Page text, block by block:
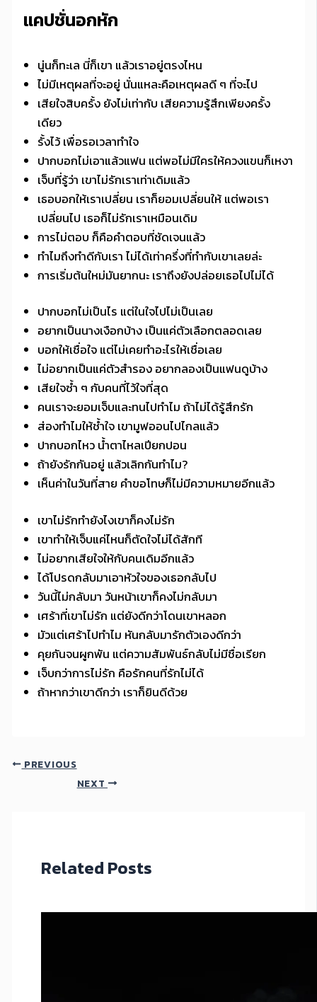
แคปชั่นอกหัก
นู่นก็ทะเล นี่ก็เขา แล้วเราอยู่ตรงไหน
ไม่มีเหตุผลที่จะอยู่ นั่นแหละคือเหตุผลดี ๆ ที่จะไป
เสียใจสิบครั้ง ยังไม่เท่ากับ เสียความรู้สึกเพียงครั้ง
เดียว
รั้งไว้ เพื่อรอเวลาทำใจ
ปากบอกไม่เอาแล้วแฟน แต่พอไม่มีใครให้ควงแขนก็เหงา
เจ็บที่รู้ว่า เขาไม่รักเราเท่าเดิมแล้ว
เธอบอกให้เราเปลี่ยน เราก็ยอมเปลี่ยนให้ แต่พอเรา
เปลี่ยนไป เธอก็ไม่รักเราเหมือนเดิม
การไม่ตอบ ก็คือคำตอบที่ชัดเจนแล้ว
ทำไมถึงทำดีกับเรา ไม่ได้เท่าครึ่งที่ทำกับเขาเลยล่ะ
การเริ่มต้นใหม่มันยากนะ เราถึงยังปล่อยเธอไปไม่ได้
ปากบอกไม่เป็นไร แต่ในใจไปไม่เป็นเลย
อยากเป็นนางเงือกบ้าง เป็นแค่ตัวเลือกตลอดเลย
บอกให้เชื่อใจ แต่ไม่เคยทำอะไรให้เชื่อเลย
ไม่อยากเป็นแค่ตัวสำรอง อยากลองเป็นแฟนดูบ้าง
เสียใจซ้ำ ๆ กับคนที่ไว้ใจที่สุด
คนเราจะยอมเจ็บและทนไปทำไม ถ้าไม่ได้รู้สึกรัก
ส่องทำไมให้ช้ำใจ เขามูฟออนไปไกลแล้ว
ปากบอกไหว น้ำตาไหลเปียกปอน
ถ้ายังรักกันอยู่ แล้วเลิกกันทำไม?
เห็นค่าในวันที่สาย คำขอโทษก็ไม่มีความหมายอีกแล้ว
เขาไม่รักทำยังไงเขาก็คงไม่รัก
เขาทำให้เจ็บแค่ไหนก็ตัดใจไม่ได้สักที
ไม่อยากเสียใจให้กับคนเดิมอีกแล้ว
ได้โปรดกลับมาเอาหัวใจของเธอกลับไป
วันนี้ไม่กลับมา วันหน้าเขาก็คงไม่กลับมา
เศร้าที่เขาไม่รัก แต่ยังดีกว่าโดนเขาหลอก
มัวแต่เศร้าไปทำไม หันกลับมารักตัวเองดีกว่า
คุยกันจนผูกพัน แต่ความสัมพันธ์กลับไม่มีชื่อเรียก
เจ็บกว่าการไม่รัก คือรักคนที่รักไม่ได้
ถ้าหากว่าเขาดีกว่า เราก็ยินดีด้วย
PREVIOUS
NEXT
Related Posts